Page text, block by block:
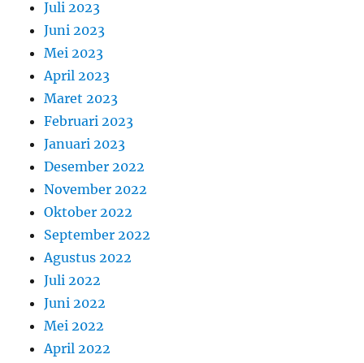
Juli 2023
Juni 2023
Mei 2023
April 2023
Maret 2023
Februari 2023
Januari 2023
Desember 2022
November 2022
Oktober 2022
September 2022
Agustus 2022
Juli 2022
Juni 2022
Mei 2022
April 2022